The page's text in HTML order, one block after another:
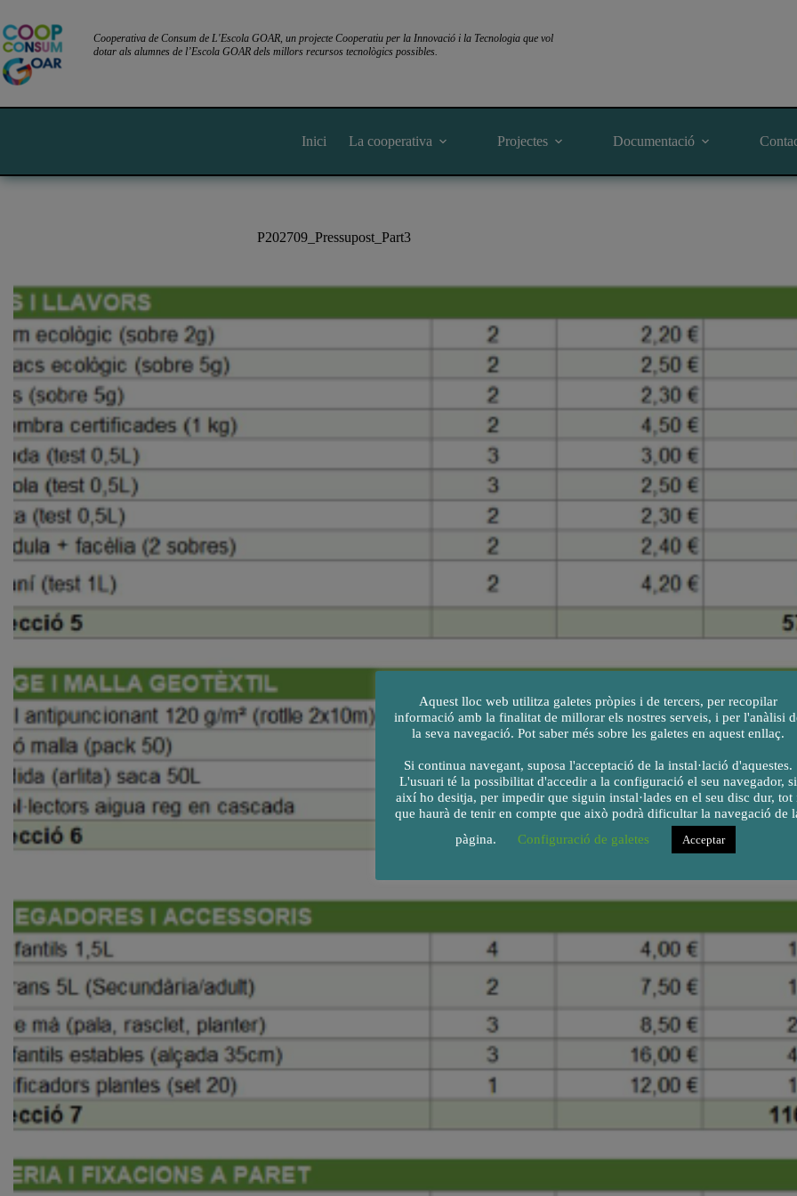
al
contingut
Cooperativa de Consum de L'Escola GOAR, un projecte Cooperatiu per la Innovació i la Tecnologia que vol
dotar als alumnes de l’Escola GOAR dels millors recursos tecnològics possibles.
Inici La cooperativa Projectes Documentació
P202709_Pressupost_Part3
Aquest lloc web utilitza galetes pròpies i de tercers, per recopilar
informació amb la finalitat de millorar els nostres serveis, i per l'anàlisi
la seva navegació. Pot saber més sobre les galetes en aquest enllaç.
Si continua navegant, suposa l'acceptació de la instal·lació d'aquestes.
L'usuari té la possibilitat d'accedir a la configuració el seu navegador, si
així ho desitja, per impedir que siguin instal·lades en el seu disc dur, tot
que haurà de tenir en compte que això podrà dificultar la navegació de
pàgina.
Configuració de galetes Acceptar